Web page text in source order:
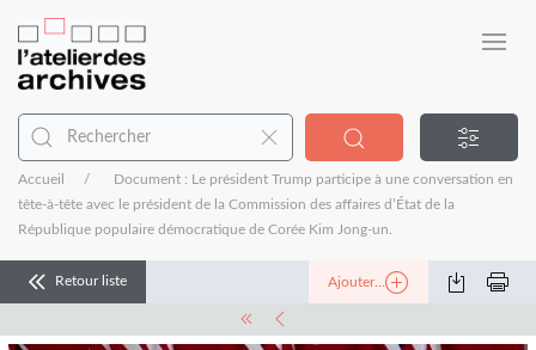
Accueil
Document : Le président Trump participe à une conversation en
tête-à-tête avec le président de la Commission des affaires d’État de la
République populaire démocratique de Corée Kim Jong-un.
Retour liste Ajouter...